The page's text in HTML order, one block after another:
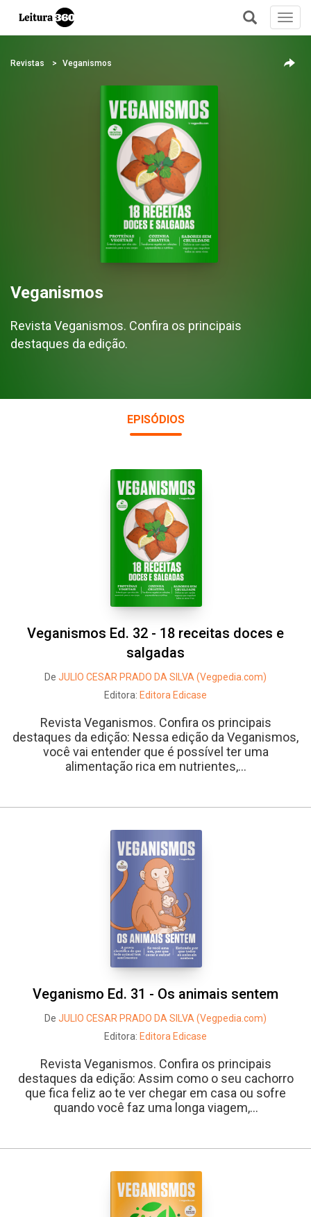
+
Revistas Veganismos
Veganismos
Revista Veganismos. Confira os principais
destaques da edição.
EPISÓDIOS
Veganismos Ed. 32 - 18 receitas doces e
salgadas
De JULIO CESAR PRADO DA SILVA (Vegpedia.com)
Editora: Editora Edicase
Revista Veganismos. Confira os principais
destaques da edição: Nessa edição da Veganismos,
você vai entender que é possível ter uma
alimentação rica em nutrientes,...
Veganismo Ed. 31 - Os animais sentem
De JULIO CESAR PRADO DA SILVA (Vegpedia.com)
Editora: Editora Edicase
Revista Veganismos. Confira os principais
destaques da edição: Assim como o seu cachorro
que fica feliz ao te ver chegar em casa ou sofre
quando você faz uma longa viagem,...